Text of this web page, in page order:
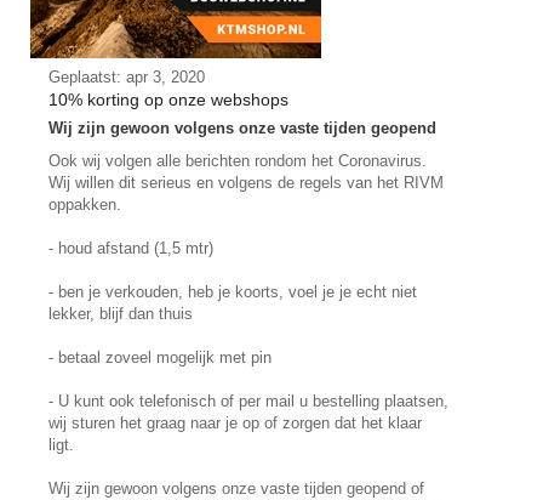
Geplaatst: apr 3, 2020
10% korting op onze webshops
Wij zijn gewoon volgens onze vaste tijden geopend
Ook wij volgen alle berichten rondom het Coronavirus.
Wij willen dit serieus en volgens de regels van het RIVM
oppakken.
- houd afstand (1,5 mtr)
- ben je verkouden, heb je koorts, voel je je echt niet
lekker, blijf dan thuis
- betaal zoveel mogelijk met pin
- U kunt ook telefonisch of per mail u bestelling plaatsen,
wij sturen het graag naar je op of zorgen dat het klaar
ligt.
Wij zijn gewoon volgens onze vaste tijden geopend of